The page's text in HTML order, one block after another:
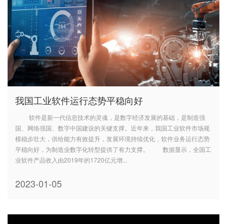
我国工业软件运行态势平稳向好
软件是新一代信息技术的灵魂，是数字经济发展的基础，是制造强
国、网络强国、数字中国建设的关键支撑。近年来，我国工业软件市场规
模稳步壮大，供给能力有效提升，发展环境持续优化，软件业务运行态势
平稳向好，为制造业数字化转型提供了有力支撑。 数据显示，全国工
业软件产品收入由2019年的1720亿元增...
2023-01-05